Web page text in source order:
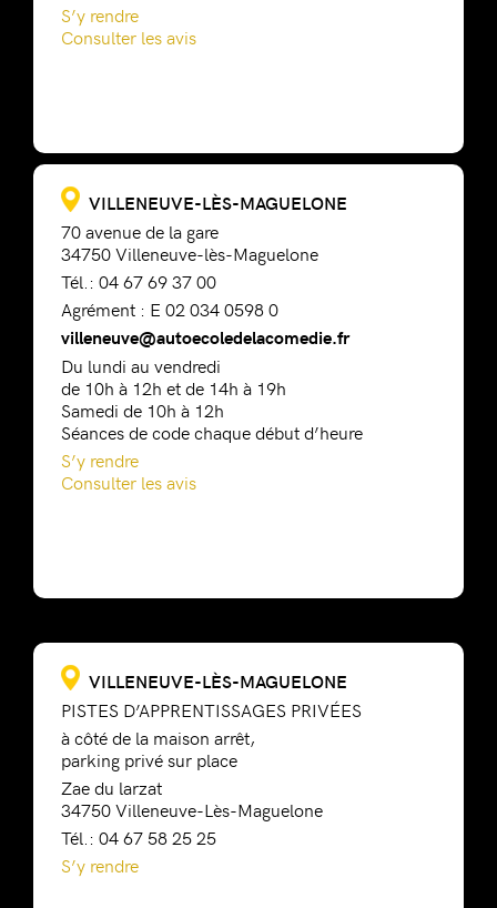
S’y rendre
Consulter les avis
VILLENEUVE-LÈS-MAGUELONE
70 avenue de la gare
34750 Villeneuve-lès-Maguelone
Tél.: 04 67 69 37 00
Agrément : E 02 034 0598 0
villeneuve@autoecoledelacomedie.fr
Du lundi au vendredi
de 10h à 12h et de 14h à 19h
Samedi de 10h à 12h
Séances de code chaque début d’heure
S’y rendre
Consulter les avis
VILLENEUVE-LÈS-MAGUELONE
PISTES D’APPRENTISSAGES PRIVÉES
à côté de la maison arrêt,
parking privé sur place
Zae du larzat
34750 Villeneuve-Lès-Maguelone
Tél.: 04 67 58 25 25
S’y rendre